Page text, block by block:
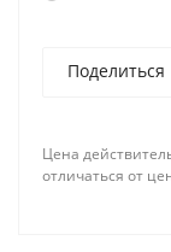
Поделиться
Цена
отличаться от